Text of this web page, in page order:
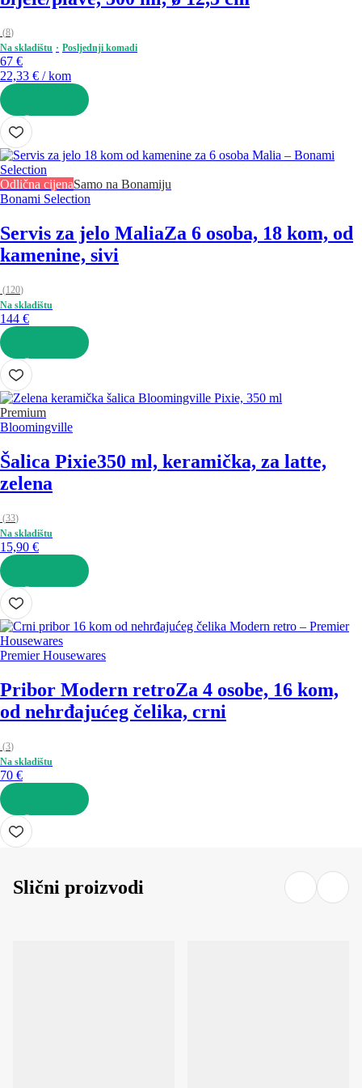
(8)
Na skladištu
Posljednji komadi
67 €
22,33 € / kom
U KOŠARICU
Odlična cijenaSamo na Bonamiju
Bonami Selection
Servis za jelo MaliaZa 6 osoba, 18 kom, od
kamenine, sivi
(120)
Na skladištu
144 €
U KOŠARICU
Premium
Bloomingville
Šalica Pixie350 ml, keramička, za latte,
zelena
(33)
Na skladištu
15,90 €
U KOŠARICU
Premier Housewares
Pribor Modern retroZa 4 osobe, 16 kom,
od nehrđajućeg čelika, crni
(3)
Na skladištu
70 €
U KOŠARICU
Slični proizvodi